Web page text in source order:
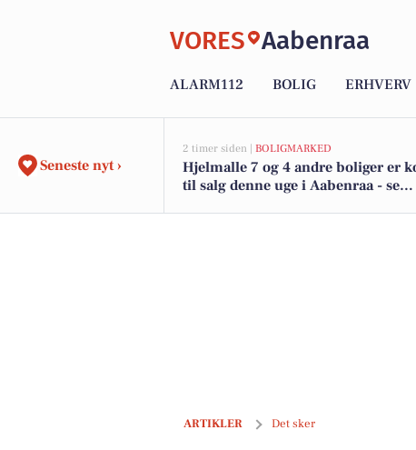
VORES Aabenraa
ALARM112 BOLIG ERHVERV
Seneste nyt ›
2 timer siden | BOLIGMARKED
Hjelmalle 7 og 4 andre boliger er
til salg denne uge i Aabenraa - se
ARTIKLER Det sker
Bigband-koncert på Aabenraa Statsskole